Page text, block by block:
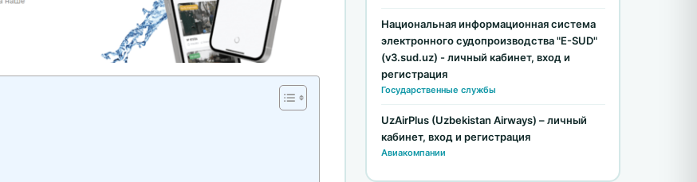
Национальная информационная система
электронного судопроизводства "E-SUD"
(v3.sud.uz) - личный кабинет, вход и
регистрация
Государственные службы
UzAirPlus (Uzbekistan Airways) – личный
кабинет, вход и регистрация
Авиакомпании